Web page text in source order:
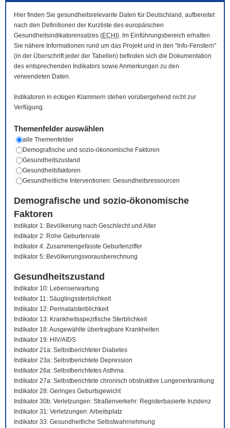
Hier finden Sie gesundheitsrelevante Daten für Deutschland, aufbereitet
nach den Definitionen der Kurzliste des europäischen
Gesundheitsindikatorensatzes (ECHI ). Im Einführungsbereich erhalten
Sie nähere Informationen rund um das Projekt und in den "Info-Fenstern"
(in der Überschrift jeder der Tabellen) befinden sich die Dokumentation
des entsprechenden Indikators sowie Anmerkungen zu den
verwendeten Daten.
Indikatoren in eckigen Klammern stehen vorübergehend nicht zur
Verfügung.
Themenfelder auswählen
alle Themenfelder
Demografische und sozio-ökonomische Faktoren
Gesundheitszustand
Gesundheitsfaktoren
Gesundheitliche Interventionen: Gesundheitsressourcen
Demografische und sozio-ökonomische
Faktoren
Indikator 1: Bevölkerung nach Geschlecht und Alter
Indikator 2: Rohe Geburtenrate
Indikator 4: Zusammengefasste Geburtenziffer
Indikator 5: Bevölkerungsvorausberechnung
Gesundheitszustand
Indikator 10: Lebenserwartung
Indikator 11: Säuglingssterblichkeit
Indikator 12: Perinatalsterblichkeit
Indikator 13: Krankheitsspezifische Sterblichkeit
Indikator 18: Ausgewählte übertragbare Krankheiten
Indikator 19: HIV/AIDS
Indikator 21a: Selbstberichteter Diabetes
Indikator 23a: Selbstberichtete Depression
Indikator 26a: Selbstberichtetes Asthma
Indikator 27a: Selbstberichtete chronisch obstruktive Lungenerkrankung
Indikator 28: Geringes Geburtsgewicht
Indikator 30b: Verletzungen: Straßenverkehr: Registerbasierte Inzidenz
Indikator 31: Verletzungen: Arbeitsplatz
Indikator 33: Gesundheitliche Selbstwahrnehmung